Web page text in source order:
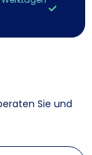
Sie und